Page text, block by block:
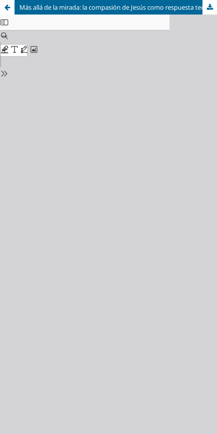
Más allá de la mirada: la compasión de Jesús como respuesta teológica al abandono espiritual